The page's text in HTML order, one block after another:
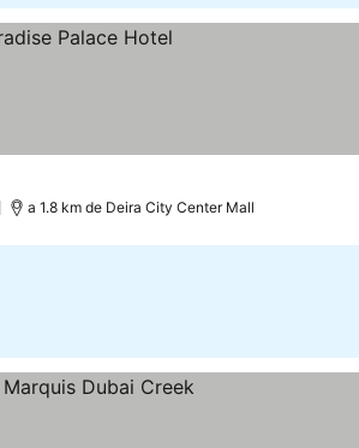
a 1.8 km de Deira City Center Mall